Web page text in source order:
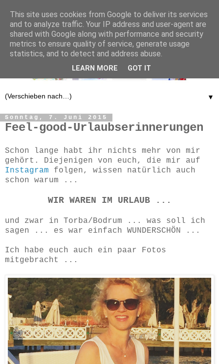
▼
Sonntag, 7. Juni 2015
Feel-good-Urlaubserinnerungen
Schon lange habt ihr nichts mehr von mir
gehört. Diejenigen von euch, die mir auf
Instagram folgen, wissen natürlich auch
schon warum ...
WIR WAREN IM URLAUB ...
und zwar in Torba/Bodrum ... was soll ich
sagen ... es war einfach WUNDERSCHÖN ...
Ich habe euch auch ein paar Fotos
mitgebracht ...
This site uses cookies from Google to deliver its services
and to analyze traffic. Your IP address and user-agent are
shared with Google along with performance and security
metrics to ensure quality of service, generate usage
statistics, and to detect and address abuse.
LEARN MORE GOT IT